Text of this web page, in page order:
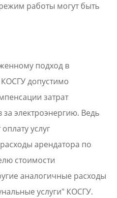
работы могут быть
подход в
допустимо
затрат
электроэнергию. Ведь
услуг
арендатора по
стоимости
аналогичные расходы
услуги" КОСГУ.